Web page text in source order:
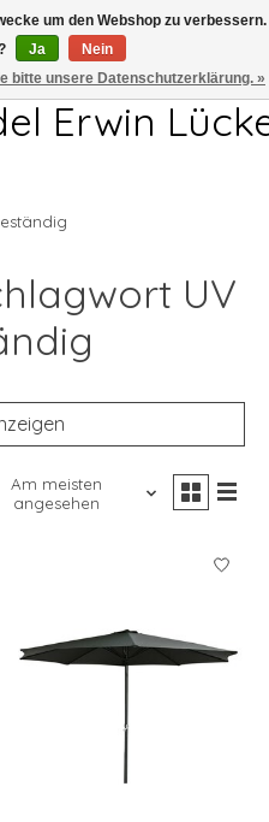
FR 7.00-13.00Uhr
Erwin
UV
Am meisten
angesehen
um den Webshop zu verbessern.
Ja
Nein
bitte unsere Datenschutzerklärung. »